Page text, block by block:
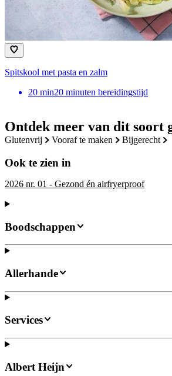
Ontdek meer van dit soort
glutenvrij vooraf te maken bijgerecht
Ook te zien in
2026 nr. 01 - Gezond én airfryerproof
Spitskool met pasta en zalm
20 min20 minuten bereidingstijd
Boodschappen
Allerhande
Services
Albert Heijn